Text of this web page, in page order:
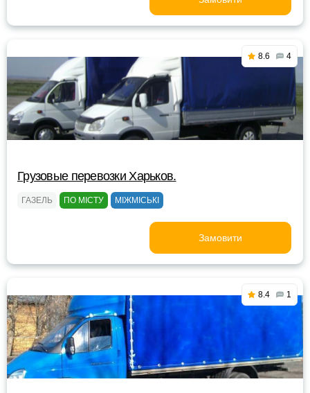
8.6 4
Грузовые перевозки Харьков.
ГАЗЕЛЬ ПО МІСТУ МІЖМІСЬКІ
Замовити
8.4 1